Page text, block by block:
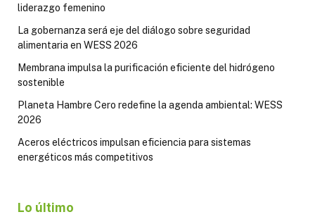
liderazgo femenino
La gobernanza será eje del diálogo sobre seguridad
alimentaria en WESS 2026
Membrana impulsa la purificación eficiente del hidrógeno
sostenible
Planeta Hambre Cero redefine la agenda ambiental: WESS
2026
Aceros eléctricos impulsan eficiencia para sistemas
energéticos más competitivos
Lo último